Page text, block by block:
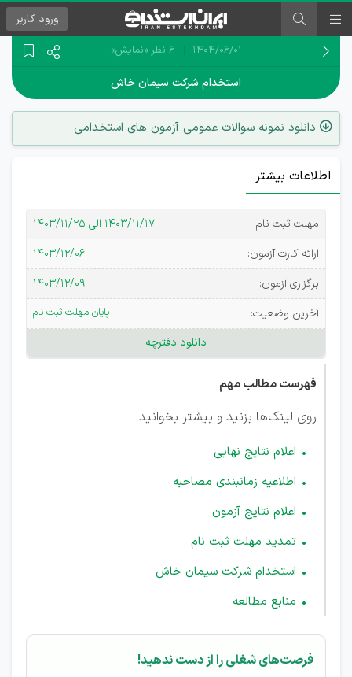
ورود کاربر
۱۴۰۴/۰۶/۰۱ 6 نظر «نمایش»
استخدام شرکت سیمان خاش
دانلود نمونه سوالات عمومی آزمون های استخدامی
اطلاعات بیشتر
مهلت ثبت نام:
۱۴۰۳/۱۱/۱۷ الی ۱۴۰۳/۱۱/۲۵
ارائه کارت آزمون:
۱۴۰۳/۱۲/۰۶
برگزاری آزمون:
۱۴۰۳/۱۲/۰۹
آخرین وضعیت:
پایان مهلت ثبت نام
دانلود دفترچه
آگهی
استخدام
شرکت
سیمان
خاش
فهرست مطالب مهم
روی لینک‌ها بزنید و بیشتر بخوانید
اعلام نتایج نهایی
اطلاعیه زمانبندی مصاحبه
اعلام نتایج آزمون
تمدید مهلت ثبت نام
استخدام شرکت سیمان خاش
منابع مطالعه
فرصت‌های شغلی را از دست ندهید!